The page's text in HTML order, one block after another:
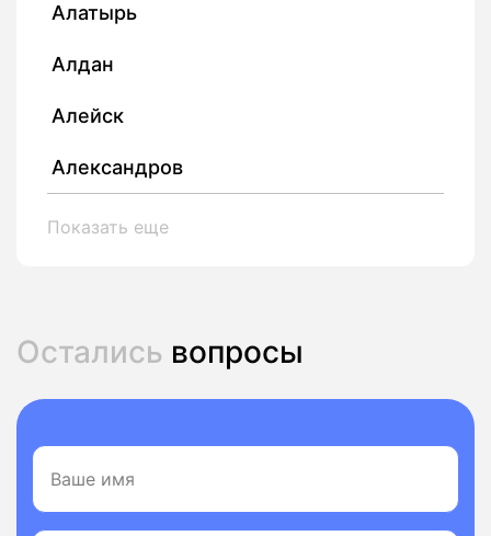
Алатырь
Алдан
Алейск
Александров
Показать еще
Остались вопросы